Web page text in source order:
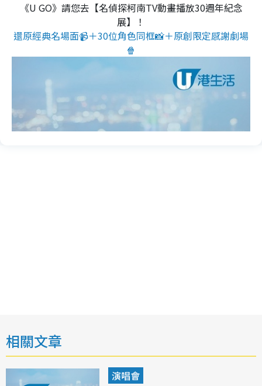
《U GO》請您去【名偵探柯南TV動畫播放30週年紀念
展】！
還原經典名場面📹＋30位角色同框📸＋原創限定感謝劇場
🍿
相關文章
演唱會